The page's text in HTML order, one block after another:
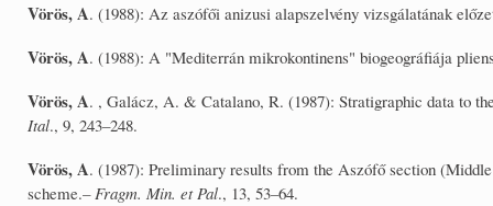
Vörös, A. (1988): Az aszófői anizusi alapszelvény vizsgálatának
Vörös, A. (1988): A "Mediterrán mikrokontinens" biogeográfiája
Vörös, A. , Galácz, A. & Catalano, R. (1987): Stratigraphic data to
Ital., 9, 243–248.
Vörös, A. (1987): Preliminary results from the Aszófő section
scheme.–Fragm. Min. et Pal., 13, 53–64.